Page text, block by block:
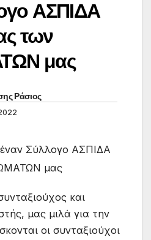
ΑΣΠΙΔΑ
των
μας
Ράσιος
και
μας μιλά για την
οι συνταξιούχοι